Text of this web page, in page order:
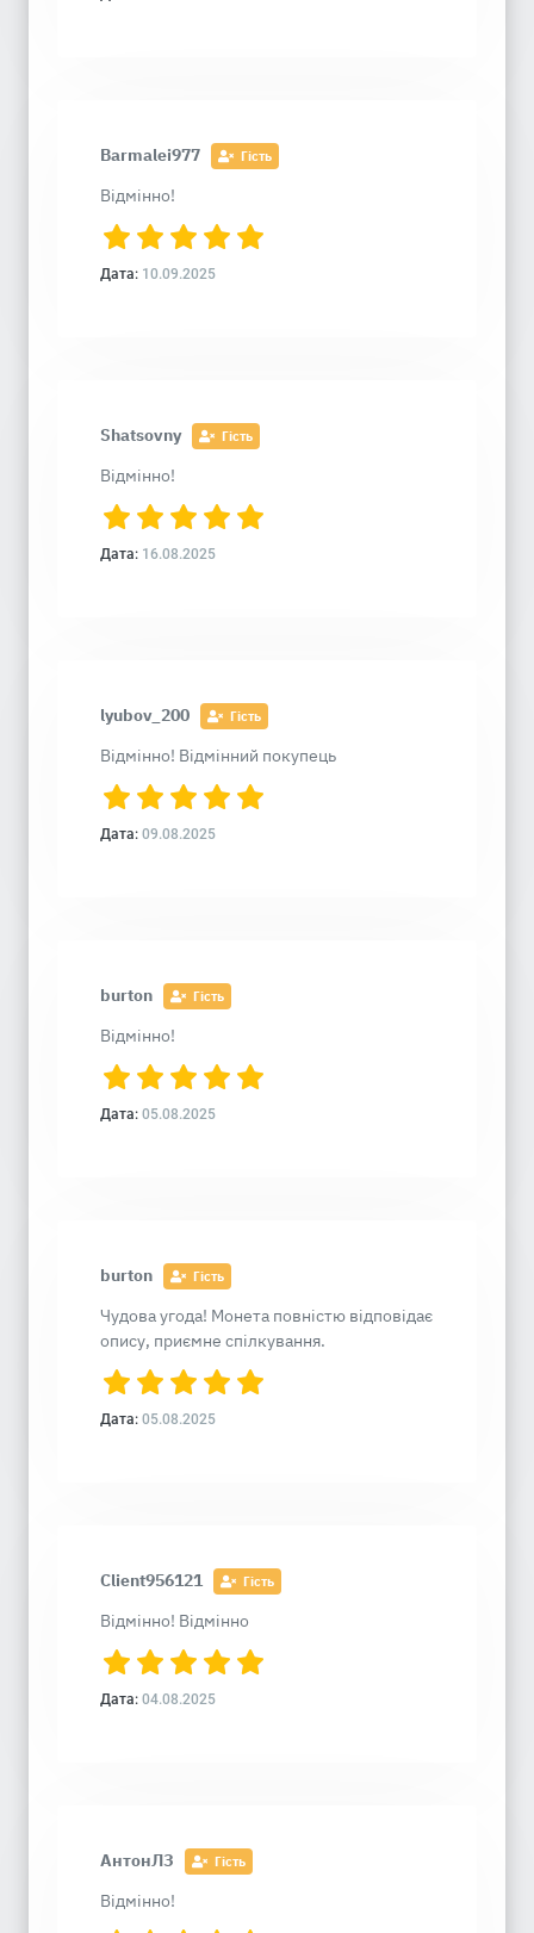
Barmalei977 Гість
Відмінно!
Дата: 10.09.2025
Shatsovny Гість
Відмінно!
Дата: 16.08.2025
lyubov_200 Гість
Відмінно! Відмінний покупець
Дата: 09.08.2025
burton Гість
Відмінно!
Дата: 05.08.2025
burton Гість
Чудова угода! Монета повністю відповідає
опису, приємне спілкування.
Дата: 05.08.2025
Client956121 Гість
Відмінно! Відмінно
Дата: 04.08.2025
АнтонЛЗ Гість
Відмінно!